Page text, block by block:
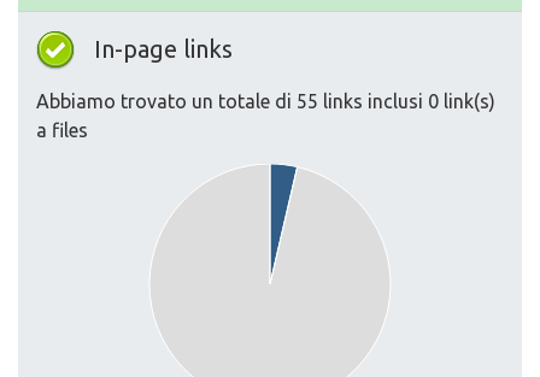
In-page links
Abbiamo trovato un totale di 55 links inclusi 0 link(s)
a files